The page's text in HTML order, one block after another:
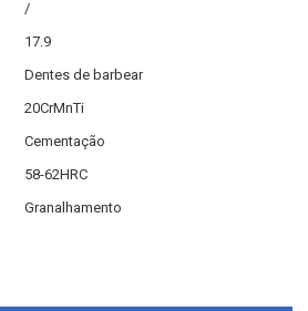
/
17.9
Dentes de barbear
20CrMnTi
Cementação
58-62HRC
Granalhamento